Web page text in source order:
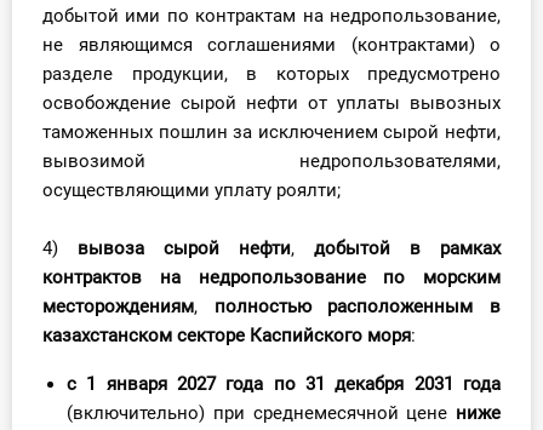
добытой ими по контрактам на недропользование,
не являющимся соглашениями (контрактами) о
разделе продукции, в которых предусмотрено
освобождение сырой нефти от уплаты вывозных
таможенных пошлин за исключением сырой нефти,
вывозимой недропользователями,
осуществляющими уплату роялти;
4) вывоза сырой нефти, добытой в рамках
контрактов на недропользование по морским
месторождениям, полностью расположенным в
казахстанском секторе Каспийского моря:
с 1 января 2027 года по 31 декабря 2031 года
(включительно) при среднемесячной цене ниже